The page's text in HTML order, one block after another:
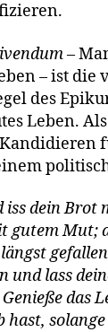
–
– ist die
des
Leben.
iss dein
gutem Mut;
und lass
das
hast,